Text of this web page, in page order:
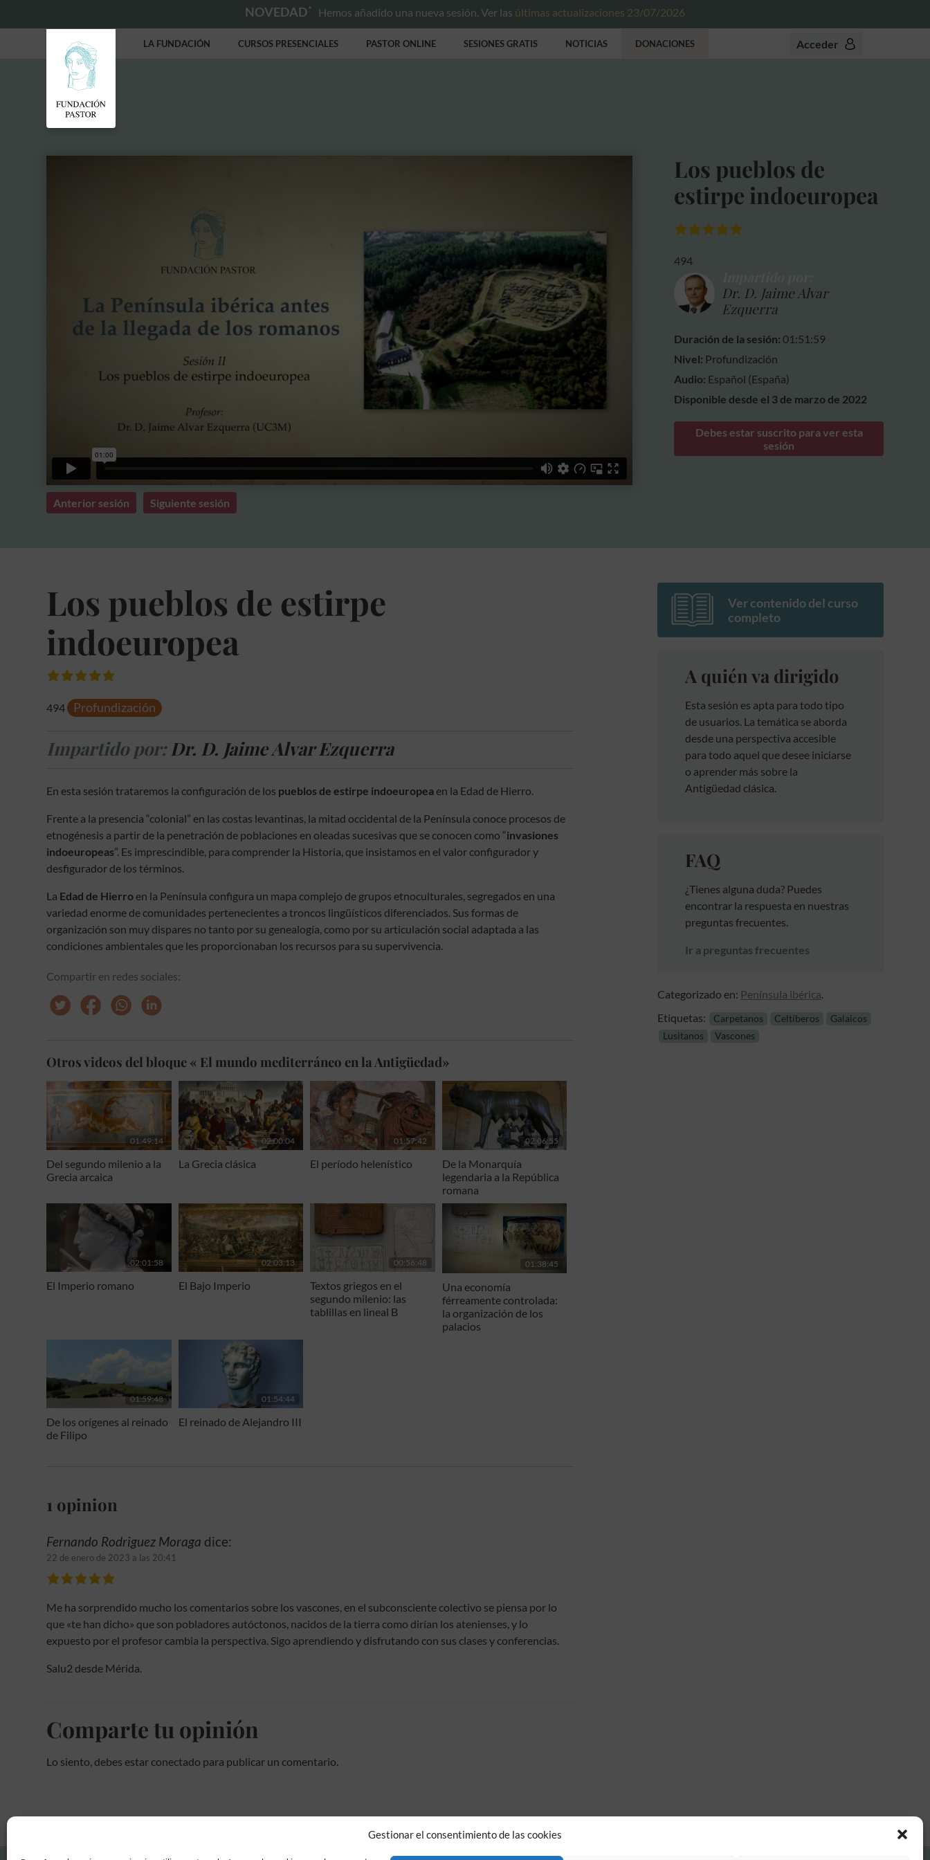
Gestionar el consentimiento de las cookies
NOVEDAD Hemos añadido una nueva sesión. Ver las últimas actualizaciones 23/07/2026
LA FUNDACIÓN CURSOS PRESENCIALES PASTOR ONLINE SESIONES GRATIS NOTICIAS DONACIONES Acceder
Los pueblos de
estirpe indoeuropea
494
Dr. D. Jaime Alvar
Ezquerra
Duración de la sesión: 01:51:59
Nivel: Profundización
Audio: Español (España)
Disponible desde el 3 de marzo de 2022
Debes estar suscrito para ver esta
sesión
Anterior sesión Siguiente sesión
Los pueblos de estirpe
indoeuropea
494 Profundización
Impartido por: Dr. D. Jaime Alvar Ezquerra
En esta sesión trataremos la configuración de los pueblos de estirpe indoeuropea en la Edad de Hierro.
Frente a la presencia “colonial” en las costas levantinas, la mitad occidental de la Península conoce procesos de
etnogénesis a partir de la penetración de poblaciones en oleadas sucesivas que se conocen como “invasiones
indoeuropeas”. Es imprescindible, para comprender la Historia, que insistamos en el valor configurador y
desfigurador de los términos.
La Edad de Hierro en la Península configura un mapa complejo de grupos etnoculturales, segregados en una
variedad enorme de comunidades pertenecientes a troncos lingüísticos diferenciados. Sus formas de
organización son muy dispares no tanto por su genealogía, como por su articulación social adaptada a las
condiciones ambientales que les proporcionaban los recursos para su supervivencia.
Compartir en redes sociales:
Otros videos del bloque « El mundo mediterráneo en la Antigüedad»
01:49:14
Del segundo milenio a la
Grecia arcaica
02:00:04
La Grecia clásica
01:57:42
El período helenístico
02:06:55
De la Monarquía
legendaria a la República
romana
02:01:58
El Imperio romano
02:03:13
El Bajo Imperio
00:56:48
Textos griegos en el
segundo milenio: las
tablillas en lineal B
01:38:45
Una economía
férreamente controlada:
la organización de los
palacios
01:59:48
De los orígenes al reinado
de Filipo
01:54:44
El reinado de Alejandro III
1 opinion
Fernando Rodriguez Moraga dice:
22 de enero de 2023 a las 20:41
Me ha sorprendido mucho los comentarios sobre los vascones, en el subconsciente colectivo se piensa por lo
que «te han dicho» que son pobladores autóctonos, nacidos de la tierra como dirían los atenienses, y lo
expuesto por el profesor cambia la perspectiva. Sigo aprendiendo y disfrutando con sus clases y conferencias.
Salu2 desde Mérida.
Comparte tu opinión
Lo siento, debes estar conectado para publicar un comentario.
Ver contenido del curso
completo
A quién va dirigido
Esta sesión es apta para todo tipo
de usuarios. La temática se aborda
desde una perspectiva accesible
para todo aquel que desee iniciarse
o aprender más sobre la
Antigüedad clásica.
FAQ
¿Tienes alguna duda? Puedes
encontrar la respuesta en nuestras
preguntas frecuentes.
Ir a preguntas frecuentes
Categorizado en: Península ibérica.
Etiquetas:
Carpetanos Celtíberos
Galaicos
Lusitanos
Vascones